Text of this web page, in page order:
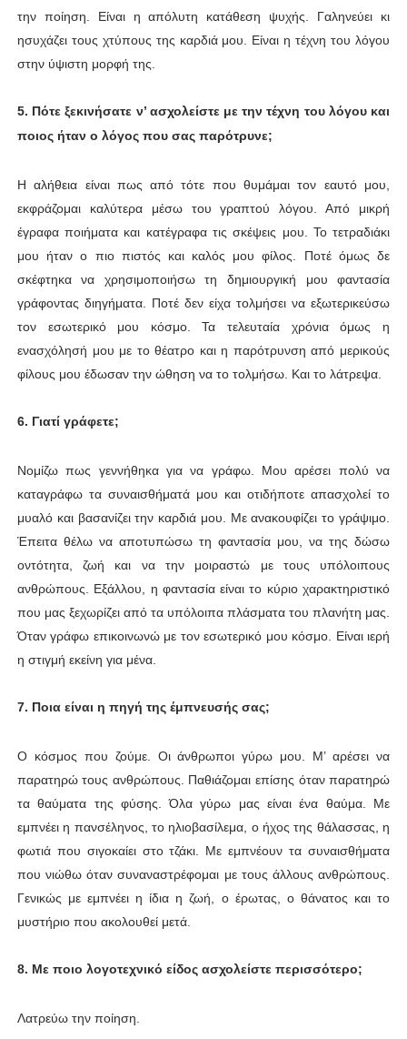
την ποίηση. Είναι η απόλυτη κατάθεση ψυχής. Γαληνεύει κι
ησυχάζει τους χτύπους της καρδιά μου. Είναι η τέχνη του λόγου
στην ύψιστη μορφή της.
5. Πότε ξεκινήσατε ν’ ασχολείστε με την τέχνη του λόγου και
ποιος ήταν ο λόγος που σας παρότρυνε;
Η αλήθεια είναι πως από τότε που θυμάμαι τον εαυτό μου,
εκφράζομαι καλύτερα μέσω του γραπτού λόγου. Από μικρή
έγραφα ποιήματα και κατέγραφα τις σκέψεις μου. Το τετραδιάκι
μου ήταν ο πιο πιστός και καλός μου φίλος. Ποτέ όμως δε
σκέφτηκα να χρησιμοποιήσω τη δημιουργική μου φαντασία
γράφοντας διηγήματα. Ποτέ δεν είχα τολμήσει να εξωτερικεύσω
τον εσωτερικό μου κόσμο. Τα τελευταία χρόνια όμως η
ενασχόλησή μου με το θέατρο και η παρότρυνση από μερικούς
φίλους μου έδωσαν την ώθηση να το τολμήσω. Και το λάτρεψα.
6. Γιατί γράφετε;
Νομίζω πως γεννήθηκα για να γράφω. Μου αρέσει πολύ να
καταγράφω τα συναισθήματά μου και οτιδήποτε απασχολεί το
μυαλό και βασανίζει την καρδιά μου. Με ανακουφίζει το γράψιμο.
Έπειτα θέλω να αποτυπώσω τη φαντασία μου, να της δώσω
οντότητα, ζωή και να την μοιραστώ με τους υπόλοιπους
ανθρώπους. Εξάλλου, η φαντασία είναι το κύριο χαρακτηριστικό
που μας ξεχωρίζει από τα υπόλοιπα πλάσματα του πλανήτη μας.
Όταν γράφω επικοινωνώ με τον εσωτερικό μου κόσμο. Είναι ιερή
η στιγμή εκείνη για μένα.
7. Ποια είναι η πηγή της έμπνευσής σας;
Ο κόσμος που ζούμε. Οι άνθρωποι γύρω μου. Μ’ αρέσει να
παρατηρώ τους ανθρώπους. Παθιάζομαι επίσης όταν παρατηρώ
τα θαύματα της φύσης. Όλα γύρω μας είναι ένα θαύμα. Με
εμπνέει η πανσέληνος, το ηλιοβασίλεμα, ο ήχος της θάλασσας, η
φωτιά που σιγοκαίει στο τζάκι. Με εμπνέουν τα συναισθήματα
που νιώθω όταν συναναστρέφομαι με τους άλλους ανθρώπους.
Γενικώς με εμπνέει η ίδια η ζωή, ο έρωτας, ο θάνατος και το
μυστήριο που ακολουθεί μετά.
8. Με ποιο λογοτεχνικό είδος ασχολείστε περισσότερο;
Λατρεύω την ποίηση.